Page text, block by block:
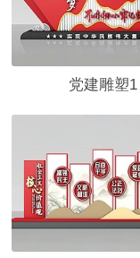
党建雕塑1